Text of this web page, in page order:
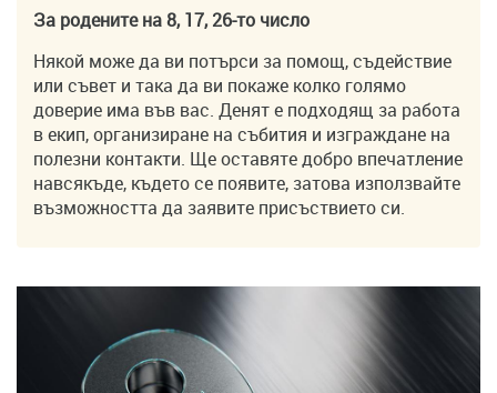
За родените на 8, 17, 26-то число
Някой може да ви потърси за помощ, съдействие
или съвет и така да ви покаже колко голямо
доверие има във вас. Денят е подходящ за работа
в екип, организиране на събития и изграждане на
полезни контакти. Ще оставяте добро впечатление
навсякъде, където се появите, затова използвайте
възможността да заявите присъствието си.